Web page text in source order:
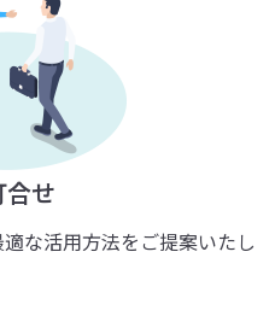
合せ
な活用方法をご提案いたし